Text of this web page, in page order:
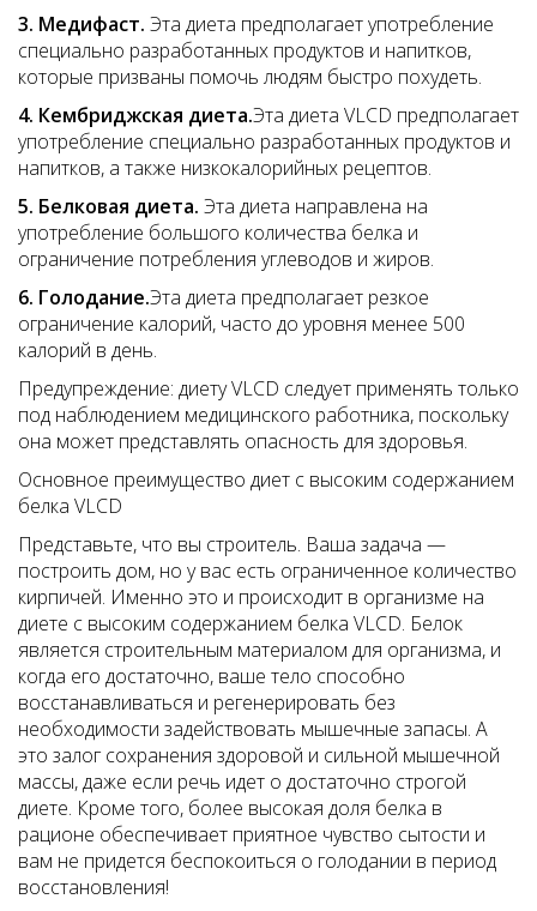
3. Медифаст. Эта диета предполагает употребление
специально разработанных продуктов и напитков,
которые призваны помочь людям быстро похудеть.
4. Кембриджская диета.Эта диета VLCD предполагает
употребление специально разработанных продуктов и
напитков, а также низкокалорийных рецептов.
5. Белковая диета. Эта диета направлена ​​на
употребление большого количества белка и
ограничение потребления углеводов и жиров.
6. Голодание.Эта диета предполагает резкое
ограничение калорий, часто до уровня менее 500
калорий в день.
Предупреждение: диету VLCD следует применять только
под наблюдением медицинского работника, поскольку
она может представлять опасность для здоровья.
Основное преимущество диет с высоким содержанием
белка VLCD
Представьте, что вы строитель. Ваша задача —
построить дом, но у вас есть ограниченное количество
кирпичей. Именно это и происходит в организме на
диете с высоким содержанием белка VLCD. Белок
является строительным материалом для организма, и
когда его достаточно, ваше тело способно
восстанавливаться и регенерировать без
необходимости задействовать мышечные запасы. А
это залог сохранения здоровой и сильной мышечной
массы, даже если речь идет о достаточно строгой
диете. Кроме того, более высокая доля белка в
рационе обеспечивает приятное чувство сытости и
вам не придется беспокоиться о голодании в период
восстановления!